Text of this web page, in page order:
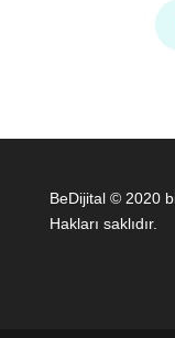
BeDijital © 2020
Hakları saklıdır.